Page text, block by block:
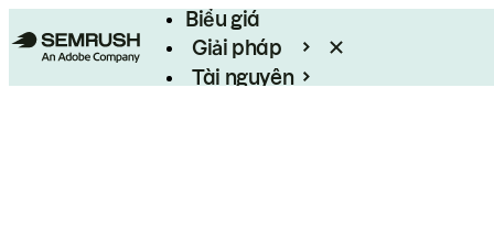
Biểu giá
Giải pháp
Tài nguyên